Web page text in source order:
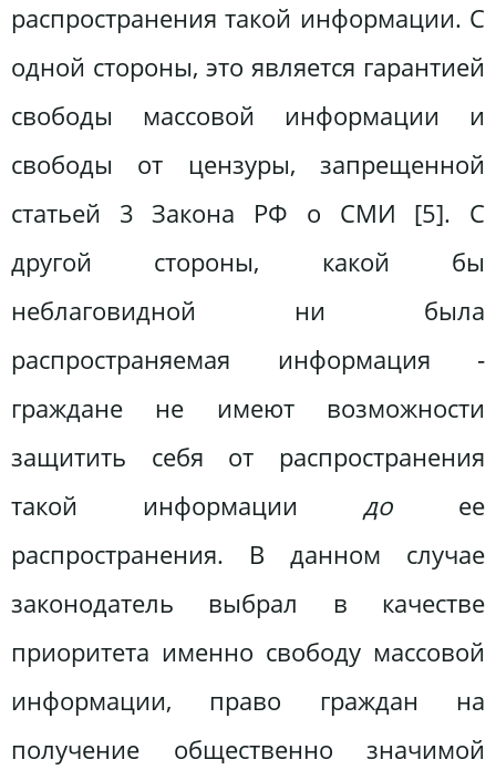
распространения такой информации. С
одной стороны, это является гарантией
свободы массовой информации и
свободы от цензуры, запрещенной
статьей 3 Закона РФ о СМИ [5]. С
другой стороны, какой бы
неблаговидной ни была
распространяемая информация ‑
граждане не имеют возможности
защитить себя от распространения
такой информации до ее
распространения. В данном случае
законодатель выбрал в качестве
приоритета именно свободу массовой
информации, право граждан на
получение общественно значимой